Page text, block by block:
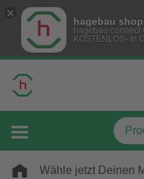
hagebau shop
hagebau connect
KOSTENLOS- In
Wähle jetzt Deinen